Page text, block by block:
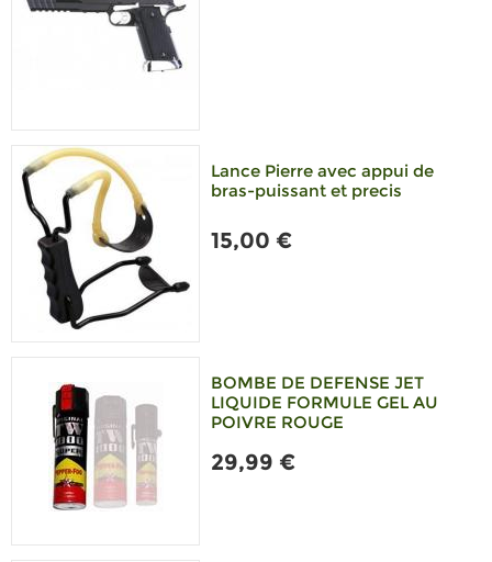
Lance Pierre avec appui de
bras-puissant et precis
15,00 €
BOMBE DE DEFENSE JET
LIQUIDE FORMULE GEL AU
POIVRE ROUGE
29,99 €